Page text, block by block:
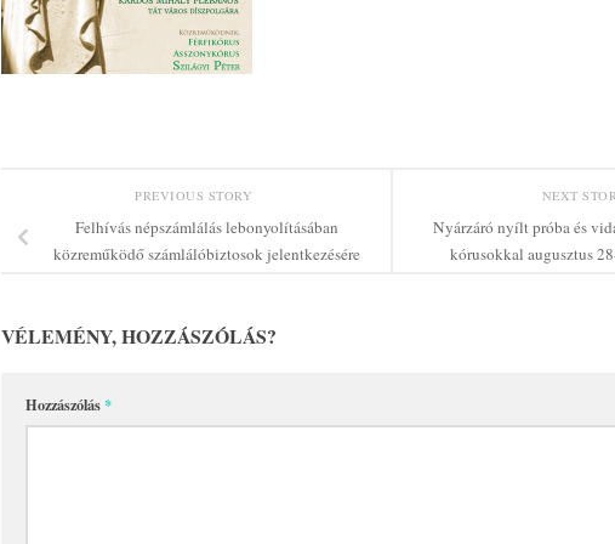
NEXT
Nyárzáró nyílt próba és
kórusokkal augusztus
PREVIOUS STORY
Felhívás népszámlálás lebonyolításában
közreműködő számlálóbiztosok jelentkezésére
VÉLEMÉNY, HOZZÁSZÓLÁS?
Hozzászólás*